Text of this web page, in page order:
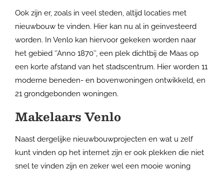
Ook zijn er, zoals in veel steden, altijd locaties met
nieuwbouw te vinden. Hier kan nu al in geïnvesteerd
worden. In Venlo kan hiervoor gekeken worden naar
het gebied ‘’Anno 1870’’, een plek dichtbij de Maas op
een korte afstand van het stadscentrum. Hier worden 11
moderne beneden- en bovenwoningen ontwikkeld, en
21 grondgebonden woningen.
Makelaars Venlo
Naast dergelijke nieuwbouwprojecten en wat u zelf
kunt vinden op het internet zijn er ook plekken die niet
snel te vinden zijn en zeker wel een mooie woning